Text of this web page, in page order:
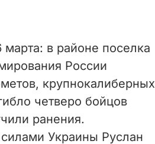
в районе поселка
России
крупнокалиберных
четверо бойцов
ранения.
Украины Руслан